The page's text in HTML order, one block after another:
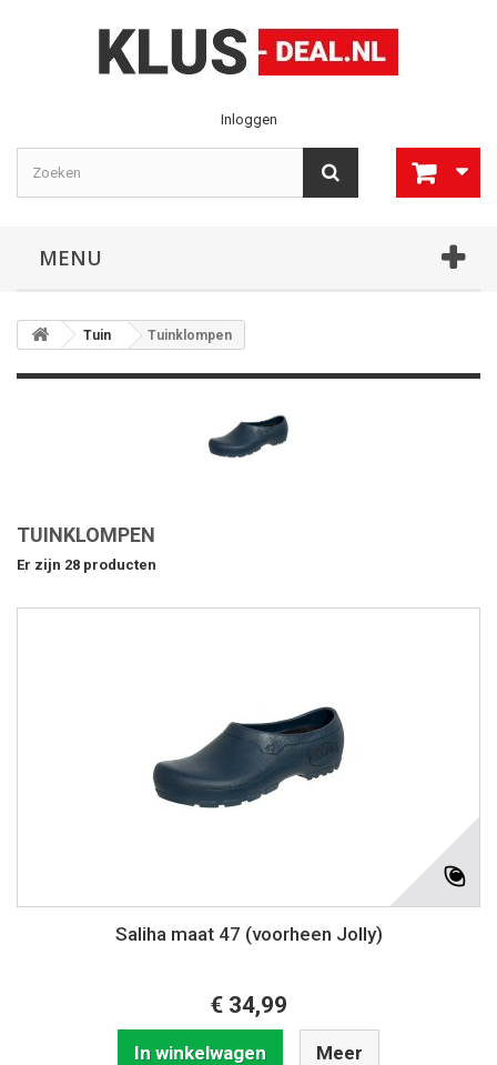
Inloggen
MENU
Tuin Tuinklompen
TUINKLOMPEN
Er zijn 28 producten
Saliha maat 47 (voorheen Jolly)
€ 34,99
In winkelwagen Meer